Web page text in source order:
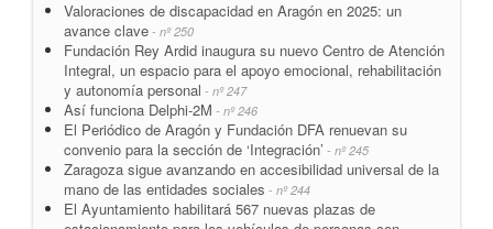
Valoraciones de discapacidad en Aragón en 2025: un
avance clave - nº 250
Fundación Rey Ardid inaugura su nuevo Centro de Atención
Integral, un espacio para el apoyo emocional, rehabilitación
y autonomía personal - nº 247
Así funciona Delphi-2M - nº 246
El Periódico de Aragón y Fundación DFA renuevan su
convenio para la sección de ‘Integración’ - nº 245
Zaragoza sigue avanzando en accesibilidad universal de la
mano de las entidades sociales - nº 244
El Ayuntamiento habilitará 567 nuevas plazas de